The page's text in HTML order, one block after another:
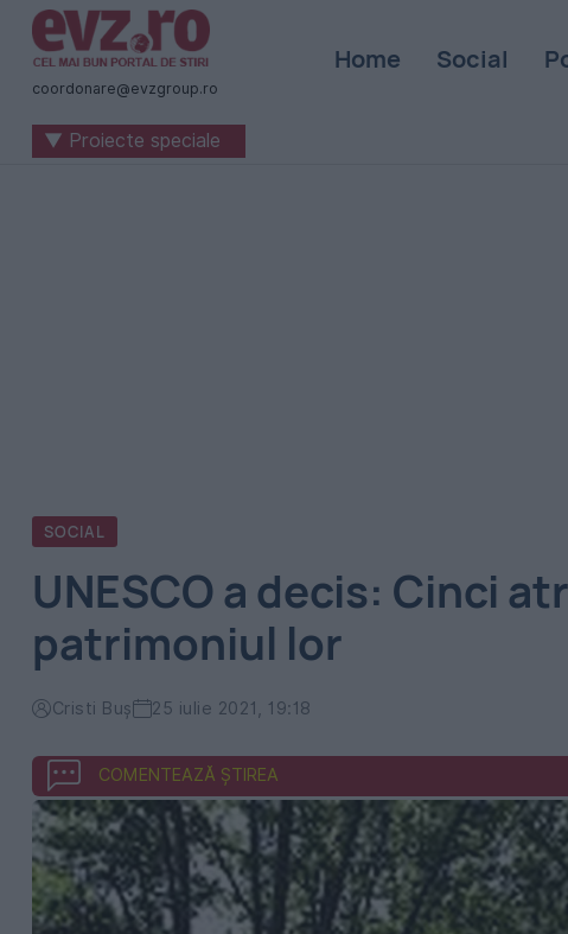
Știri
naționale
internaționale
coordonare@evzgroup.ro
Home Social
▼ Proiecte speciale
SOCIAL
UNESCO a decis: Cinci
patrimoniul lor
Cristi Buș 25 iulie 2021, 19:18
COMENTEAZĂ ȘTIREA